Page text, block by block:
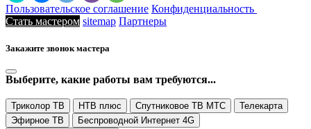
Пользовательское соглашение Конфиденциальность
Стать мастером sitemap Партнеры
Закажите звонок мастера
Выберите, какие работы вам требуются...
Триколор ТВ НТВ плюс Спутниковое ТВ МТС
Телекарта
Эфирное ТВ
Беспроводной Интернет 4G